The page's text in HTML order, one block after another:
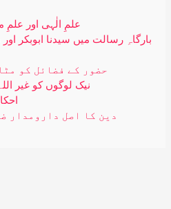
علمِ الٰہی اور
بارگاہِ رسالت میں سیدنا ابوبکر
حضور کے فضائل کو
نیک لوگوں کو غیر
دین کا اصل دارومدار